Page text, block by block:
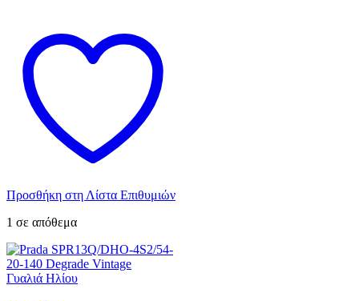
Προσθήκη στη Λίστα Επιθυμιών
1 σε απόθεμα
Γυαλιά Ηλίου